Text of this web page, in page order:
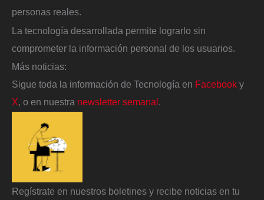
personas reales.
La tecnología desarrollada permite lograrlo sin
comprometer la información personal de los usuarios.
Más noticias:
Sigue toda la información de Tecnología en Facebook y
X, o en nuestra newsletter semanal.
Regístrate en nuestros boletines y recibe noticias en tu